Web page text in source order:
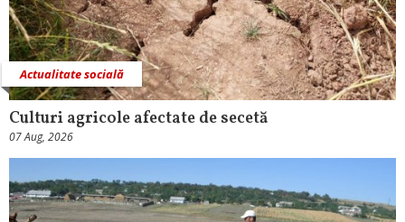
Actualitate socială
Culturi agricole afectate de secetă
07 Aug, 2026